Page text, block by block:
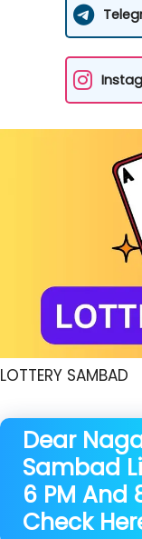
LOTTERY SAMBAD
Dear
Sambad
6 PM And
Check